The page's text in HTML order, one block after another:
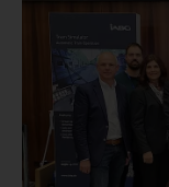
KARRIERE
NEWS
TERMINE